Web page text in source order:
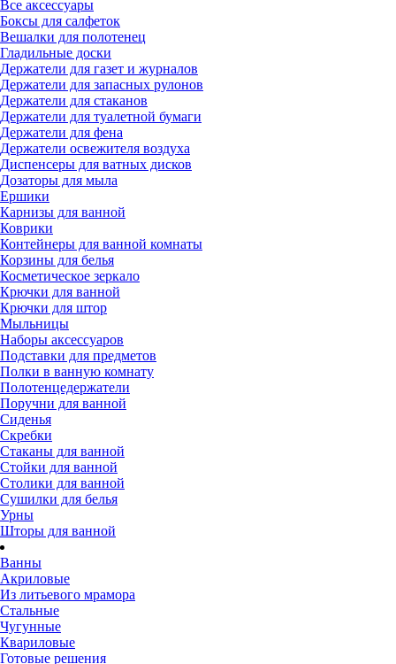
Все аксессуары
Боксы для салфеток
Вешалки для полотенец
Гладильные доски
Держатели для газет и журналов
Держатели для запасных рулонов
Держатели для стаканов
Держатели для туалетной бумаги
Держатели для фена
Держатели освежителя воздуха
Диспенсеры для ватных дисков
Дозаторы для мыла
Ершики
Карнизы для ванной
Коврики
Контейнеры для ванной комнаты
Корзины для белья
Косметическое зеркало
Крючки для ванной
Крючки для штор
Мыльницы
Наборы аксессуаров
Подставки для предметов
Полки в ванную комнату
Полотенцедержатели
Поручни для ванной
Сиденья
Скребки
Стаканы для ванной
Стойки для ванной
Столики для ванной
Сушилки для белья
Урны
Шторы для ванной
Ванны
Акриловые
Из литьевого мрамора
Стальные
Чугунные
Квариловые
Готовые решения